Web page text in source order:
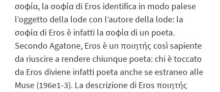
σοφία, la σοφία di Eros identifica in modo palese
l’oggetto della lode con l’autore della lode: la
σοφία di Eros è infatti la σοφία di un poeta.
Secondo Agatone, Eros è un ποιητής così sapiente
da riuscire a rendere chiunque poeta: chi è toccato
da Eros diviene infatti poeta anche se estraneo alle
Muse (196e1-3). La descrizione di Eros ποιητής